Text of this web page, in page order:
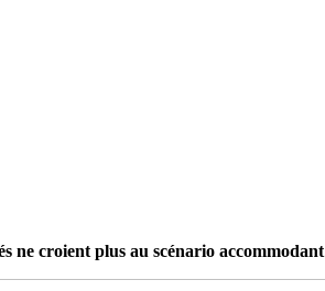
ne croient plus au scénario accommodant